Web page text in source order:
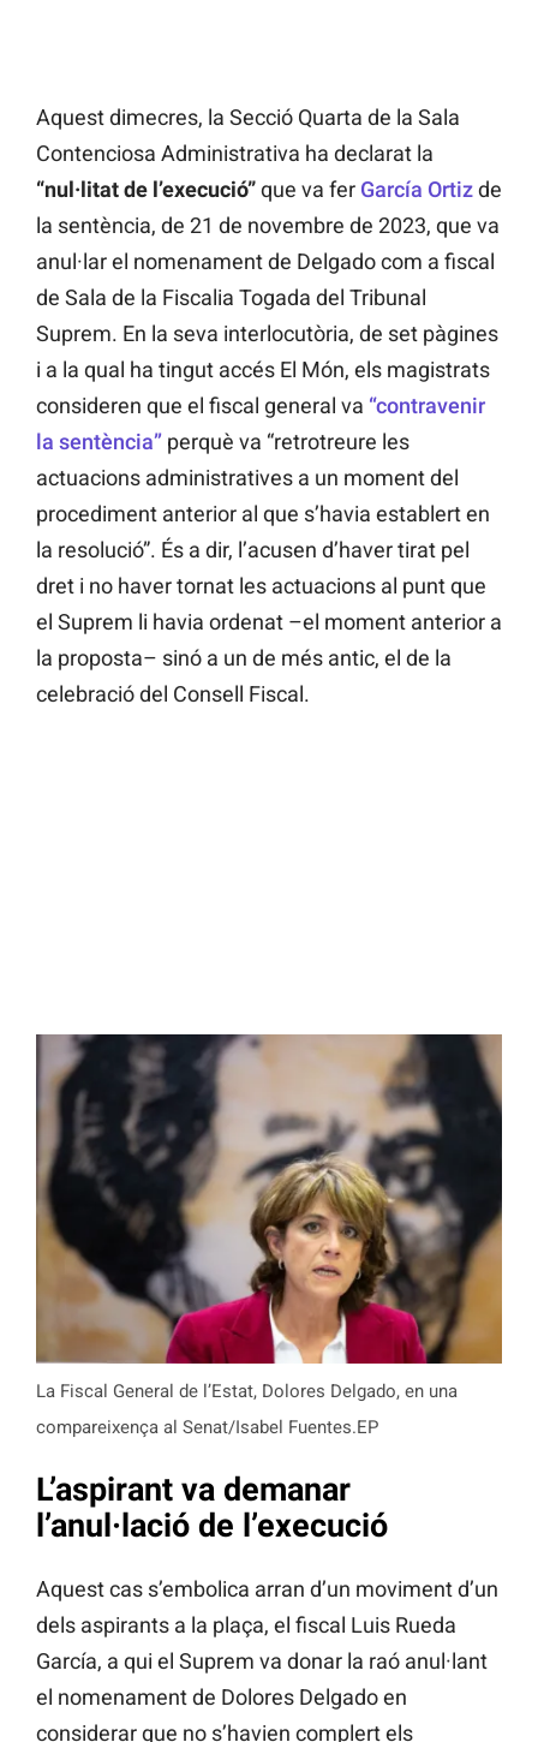
Aquest dimecres, la Secció Quarta de la Sala
Contenciosa Administrativa ha declarat la
“nul·litat de l’execució”que va fer García Ortizde
la sentència, de 21 de novembre de 2023, que va
anul·lar el nomenament de Delgado com a fiscal
de Sala de la Fiscalia Togada del Tribunal
Suprem. En la seva interlocutòria, de set pàgines
i a la qual ha tingut accés El Món, els magistrats
consideren que el fiscal general va “contravenir
la sentència” perquè va “retrotreure les
actuacions administratives a un moment del
procediment anterior al que s’havia establert en
la resolució”. És a dir, l’acusen d’haver tirat pel
dret i no haver tornat les actuacions al punt que
el Suprem li havia ordenat –el moment anterior a
la proposta– sinó a un de més antic, el de la
celebració del Consell Fiscal.
La Fiscal General de l’Estat, Dolores Delgado, en una
compareixença al Senat/Isabel Fuentes.EP
L’aspirant va demanar
l’anul·lació de l’execució
Aquest cas s’embolica arran d’un moviment d’un
dels aspirants a la plaça, el fiscal Luis Rueda
García, a qui el Suprem va donar la raó anul·lant
el nomenament de Dolores Delgado en
considerar que no s’havien complert els